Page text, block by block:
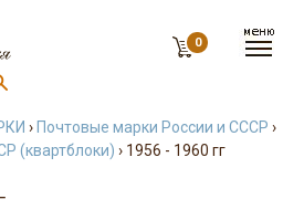
0
› Почтовые марки России и СССР ›
(квартблоки) › 1956 - 1960 гг